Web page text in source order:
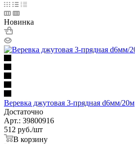
Новинка
Веревка джутовая 3-прядная d6мм/20м
Достаточно
Арт.: 39800916
512 руб./шт
В корзину